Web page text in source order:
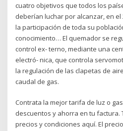
cuatro objetivos que todos los
deberían luchar por alcanzar, en
la participación de toda su
conocimiento… El quemador se
control ex- terno, mediante una
electró- nica, que controla
la regulación de las clapetas de
caudal de gas.
Contrata la mejor tarifa de luz o
descuentos y ahorra en tu factura.
precios y condiciones aquí. El